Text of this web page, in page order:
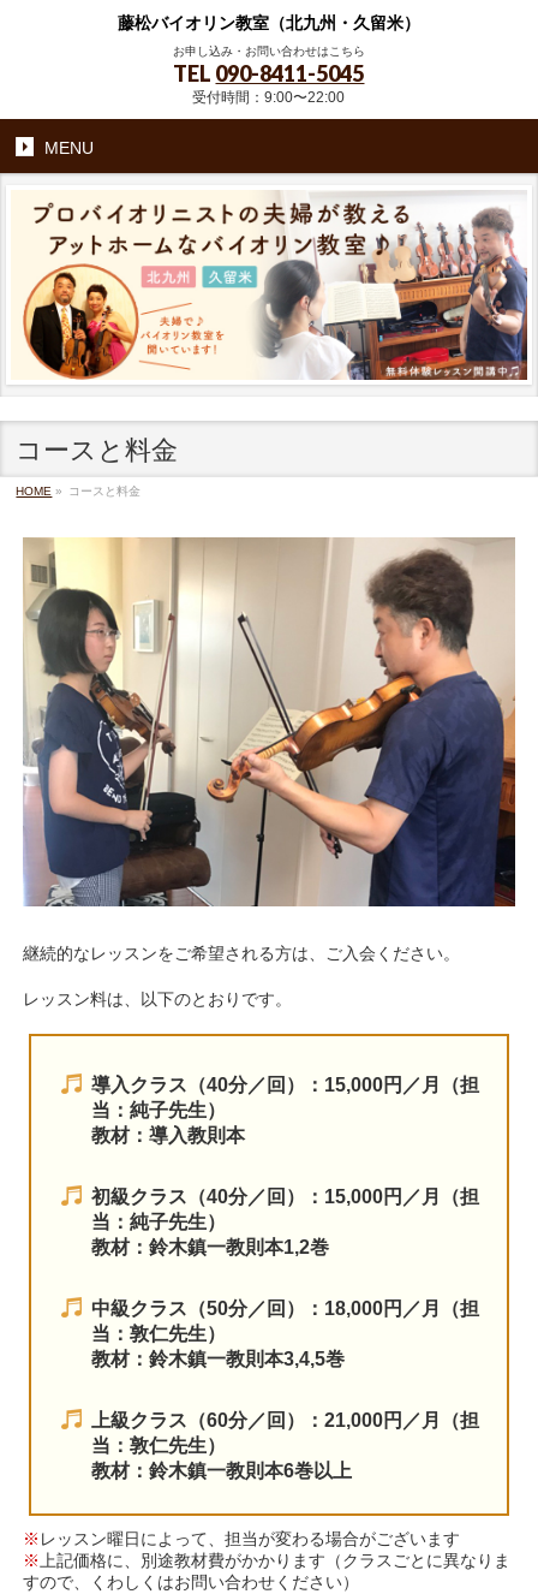
藤松バイオリン教室（北九州・久留米）
お申し込み・お問い合わせはこちら
TEL 090-8411-5045
受付時間：9:00〜22:00
MENU
コースと料金
HOME » コースと料金
継続的なレッスンをご希望される方は、ご入会ください。
レッスン料は、以下のとおりです。
導入クラス（40分／回）：15,000円／月（担
当：純子先生）
教材：導入教則本
初級クラス（40分／回）：15,000円／月（担
当：純子先生）
教材：鈴木鎮一教則本1,2巻
中級クラス（50分／回）：18,000円／月（担
当：敦仁先生）
教材：鈴木鎮一教則本3,4,5巻
上級クラス（60分／回）：21,000円／月（担
当：敦仁先生）
教材：鈴木鎮一教則本6巻以上
※ レッスン曜日によって、担当が変わる場合がございます
※上記価格に、別途教材費がかかります（クラスごとに異なりま
すので、くわしくはお問い合わせください）